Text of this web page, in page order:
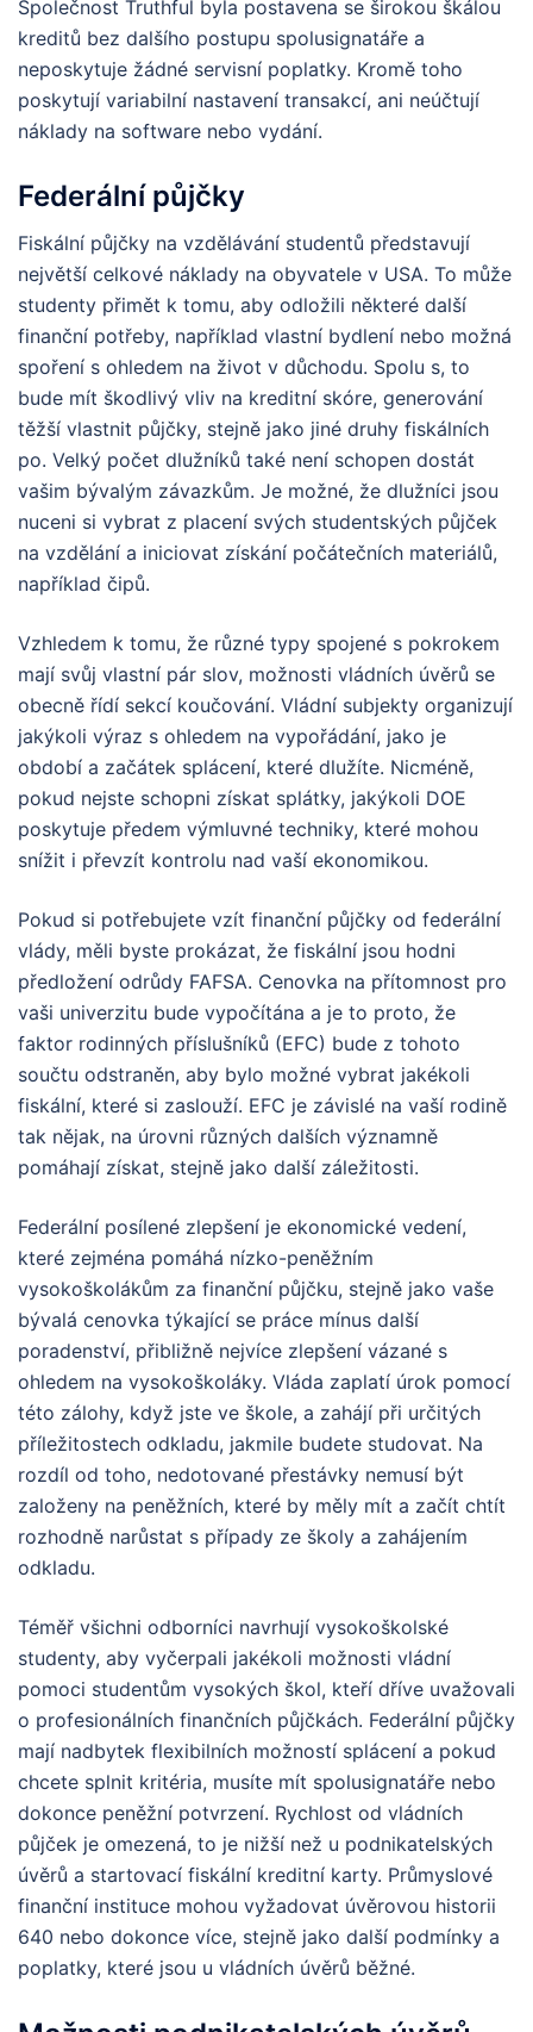
Společnost Truthful byla postavena se širokou škálou
kreditů bez dalšího postupu spolusignatáře a
neposkytuje žádné servisní poplatky. Kromě toho
poskytují variabilní nastavení transakcí, ani neúčtují
náklady na software nebo vydání.
Federální půjčky
Fiskální půjčky na vzdělávání studentů představují
největší celkové náklady na obyvatele v USA. To může
studenty přimět k tomu, aby odložili některé další
finanční potřeby, například vlastní bydlení nebo možná
spoření s ohledem na život v důchodu. Spolu s, to
bude mít škodlivý vliv na kreditní skóre, generování
těžší vlastnit půjčky, stejně jako jiné druhy fiskálních
po. Velký počet dlužníků také není schopen dostát
vašim bývalým závazkům. Je možné, že dlužníci jsou
nuceni si vybrat z placení svých studentských půjček
na vzdělání a iniciovat získání počátečních materiálů,
například čipů.
Vzhledem k tomu, že různé typy spojené s pokrokem
mají svůj vlastní pár slov, možnosti vládních úvěrů se
obecně řídí sekcí koučování. Vládní subjekty organizují
jakýkoli výraz s ohledem na vypořádání, jako je
období a začátek splácení, které dlužíte. Nicméně,
pokud nejste schopni získat splátky, jakýkoli DOE
poskytuje předem výmluvné techniky, které mohou
snížit i převzít kontrolu nad vaší ekonomikou.
Pokud si potřebujete vzít finanční půjčky od federální
vlády, měli byste prokázat, že fiskální jsou hodni
předložení odrůdy FAFSA. Cenovka na přítomnost pro
vaši univerzitu bude vypočítána a je to proto, že
faktor rodinných příslušníků (EFC) bude z tohoto
součtu odstraněn, aby bylo možné vybrat jakékoli
fiskální, které si zaslouží. EFC je závislé na vaší rodině
tak nějak, na úrovni různých dalších významně
pomáhají získat, stejně jako další záležitosti.
Federální posílené zlepšení je ekonomické vedení,
které zejména pomáhá nízko-peněžním
vysokoškolákům za finanční půjčku, stejně jako vaše
bývalá cenovka týkající se práce mínus další
poradenství, přibližně nejvíce zlepšení vázané s
ohledem na vysokoškoláky. Vláda zaplatí úrok pomocí
této zálohy, když jste ve škole, a zahájí při určitých
příležitostech odkladu, jakmile budete studovat. Na
rozdíl od toho, nedotované přestávky nemusí být
založeny na peněžních, které by měly mít a začít chtít
rozhodně narůstat s případy ze školy a zahájením
odkladu.
Téměř všichni odborníci navrhují vysokoškolské
studenty, aby vyčerpali jakékoli možnosti vládní
pomoci studentům vysokých škol, kteří dříve uvažovali
o profesionálních finančních půjčkách. Federální půjčky
mají nadbytek flexibilních možností splácení a pokud
chcete splnit kritéria, musíte mít spolusignatáře nebo
dokonce peněžní potvrzení. Rychlost od vládních
půjček je omezená, to je nižší než u podnikatelských
úvěrů a startovací fiskální kreditní karty. Průmyslové
finanční instituce mohou vyžadovat úvěrovou historii
640 nebo dokonce více, stejně jako další podmínky a
poplatky, které jsou u vládních úvěrů běžné.